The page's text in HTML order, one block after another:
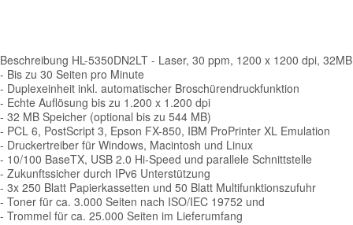
Beschreibung HL-5350DN2LT - Laser, 30 ppm, 1200 x 1200 dpi,
- Bis zu 30 Seiten pro Minute
- Duplexeinheit inkl. automatischer Broschürendruckfunktion
- Echte Auflösung bis zu 1.200 x 1.200 dpi
- 32 MB Speicher (optional bis zu 544 MB)
- PCL 6, PostScript 3, Epson FX-850, IBM ProPrinter XL Emulation
- Druckertreiber für Windows, Macintosh und Linux
- 10/100 BaseTX, USB 2.0 Hi-Speed und parallele Schnittstelle
- Zukunftssicher durch IPv6 Unterstützung
- 3x 250 Blatt Papierkassetten und 50 Blatt Multifunktionszufuhr
- Toner für ca. 3.000 Seiten nach ISO/IEC 19752 und
- Trommel für ca. 25.000 Seiten im Lieferumfang